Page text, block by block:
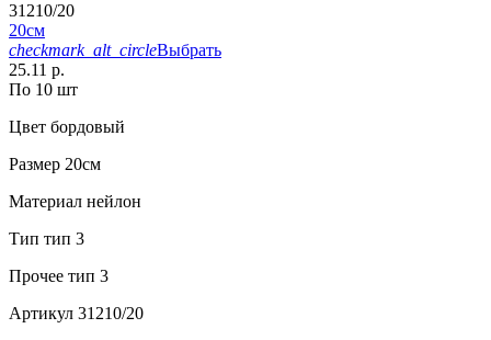
31210/20
20см
checkmark_alt_circleВыбрать
25.11 р.
По 10 шт
Цвет бордовый
Размер 20см
Материал нейлон
Тип тип 3
Прочее тип 3
Артикул 31210/20